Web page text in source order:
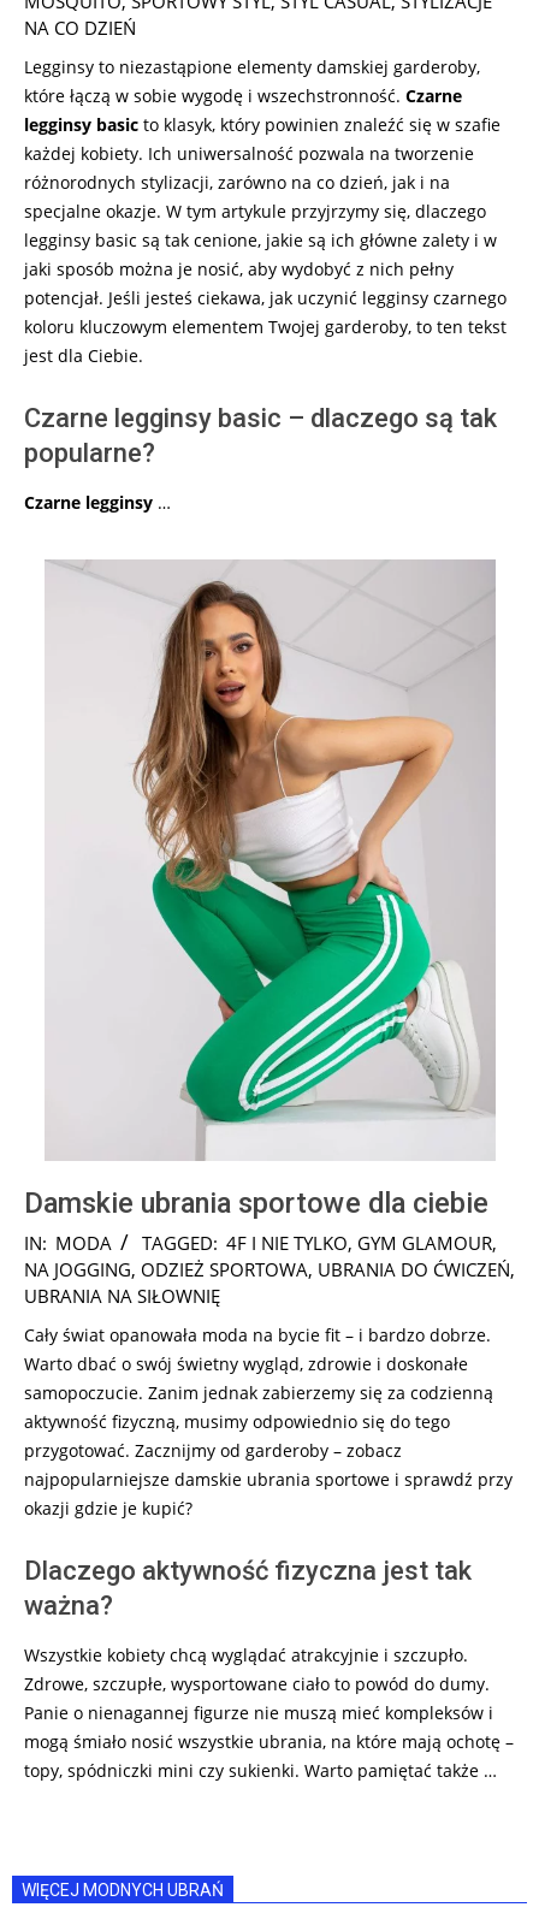
02
NA CO DZIEŃ
Legginsy to niezastąpione elementy damskiej garderoby,
które łączą w sobie wygodę i wszechstronność. Czarne
legginsy basic to klasyk, który powinien znaleźć się w szafie
każdej kobiety. Ich uniwersalność pozwala na tworzenie
różnorodnych stylizacji, zarówno na co dzień, jak i na
specjalne okazje. W tym artykule przyjrzymy się, dlaczego
legginsy basic są tak cenione, jakie są ich główne zalety i w
jaki sposób można je nosić, aby wydobyć z nich pełny
potencjał. Jeśli jesteś ciekawa, jak uczynić legginsy czarnego
koloru kluczowym elementem Twojej garderoby, to ten tekst
jest dla Ciebie.
Czarne legginsy basic – dlaczego są tak
popularne?
Czarne legginsy …
Damskie ubrania sportowe dla ciebie
2024-
10-
12
IN: MODA TAGGED: 4F I NIE TYLKO, GYM GLAMOUR,
NA JOGGING, ODZIEŻ SPORTOWA, UBRANIA DO ĆWICZEŃ,
UBRANIA NA SIŁOWNIĘ
Cały świat opanowała moda na bycie fit – i bardzo dobrze.
Warto dbać o swój świetny wygląd, zdrowie i doskonałe
samopoczucie. Zanim jednak zabierzemy się za codzienną
aktywność fizyczną, musimy odpowiednio się do tego
przygotować. Zacznijmy od garderoby – zobacz
najpopularniejsze damskie ubrania sportowe i sprawdź przy
okazji gdzie je kupić?
Dlaczego aktywność fizyczna jest tak
ważna?
Wszystkie kobiety chcą wyglądać atrakcyjnie i szczupło.
Zdrowe, szczupłe, wysportowane ciało to powód do dumy.
Panie o nienagannej figurze nie muszą mieć kompleksów i
mogą śmiało nosić wszystkie ubrania, na które mają ochotę –
topy, spódniczki mini czy sukienki. Warto pamiętać także …
WIĘCEJ MODNYCH UBRAŃ